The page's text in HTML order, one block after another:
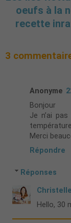
oeufs à la
recette
3
Anonyme
Bonjour
Je n’ai
Merci
Répondre
Réponses
Hello, 30